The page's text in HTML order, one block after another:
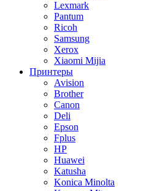
Lexmark
Pantum
Ricoh
Samsung
Xerox
Xiaomi Mijia
Принтеры
Avision
Brother
Canon
Deli
Epson
Fplus
HP
Huawei
Katusha
Konica Minolta